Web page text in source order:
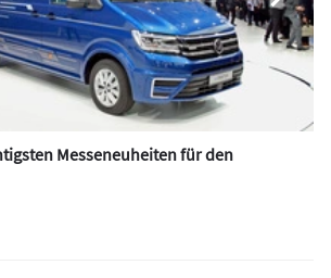
Messeneuheiten für den